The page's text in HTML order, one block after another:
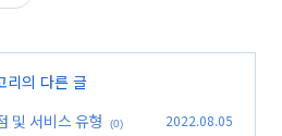
리의 다른 글
및 서비스 유형
(0) 2022.08.05